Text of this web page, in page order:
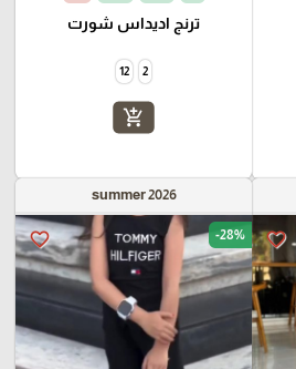
ترنج اديداس شورت
2
12
add_shopping_cart
favorite_border
summer 2026
favorite_border -28%